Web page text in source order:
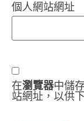
個人網站網址
在瀏覽器中儲
站網址，以供